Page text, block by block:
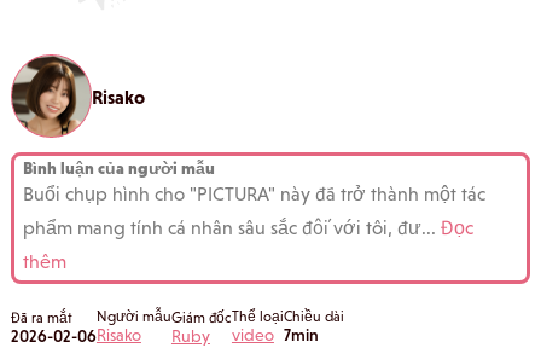
Risako
Bình luận của người mẫu
Buổi chụp hình cho "PICTURA" này đã trở thành một tác
phẩm mang tính cá nhân sâu sắc đối với tôi, đư... Đọc
thêm
Đã ra mắt
2026-02-06
Người mẫu
Risako
Giám đốc
Ruby
Thể loại
video
Chiều dài
7min